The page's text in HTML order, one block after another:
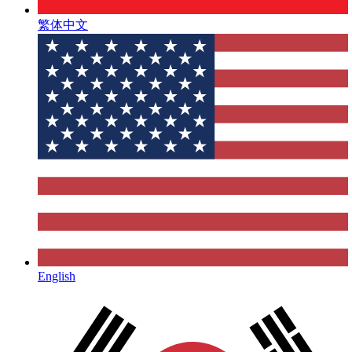
繁体中文
English